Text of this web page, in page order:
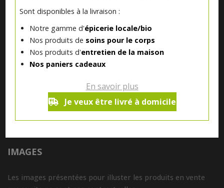
Sont disponibles à la livraison :
Notre gamme d'épicerie locale/bio
Nos produits de soins pour le corps
Nos produits d'entretien de la maison
Nos paniers cadeaux
En savoir plus
Je veux être livré à domicile
Contact
INFORMATIONS ALLERGÈNES
Tous nos produits sont susceptibles de contenir des
allergènes. Si vous souhaitez avoir de plus amples
informations sur ceux-ci, vous pouvez nous contacter par e-
IMAGES
Les images présentées pour illuster les produits en vente